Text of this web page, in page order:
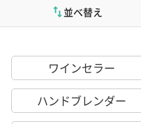
並べ替え
ワインセラー
ハンドブレンダー